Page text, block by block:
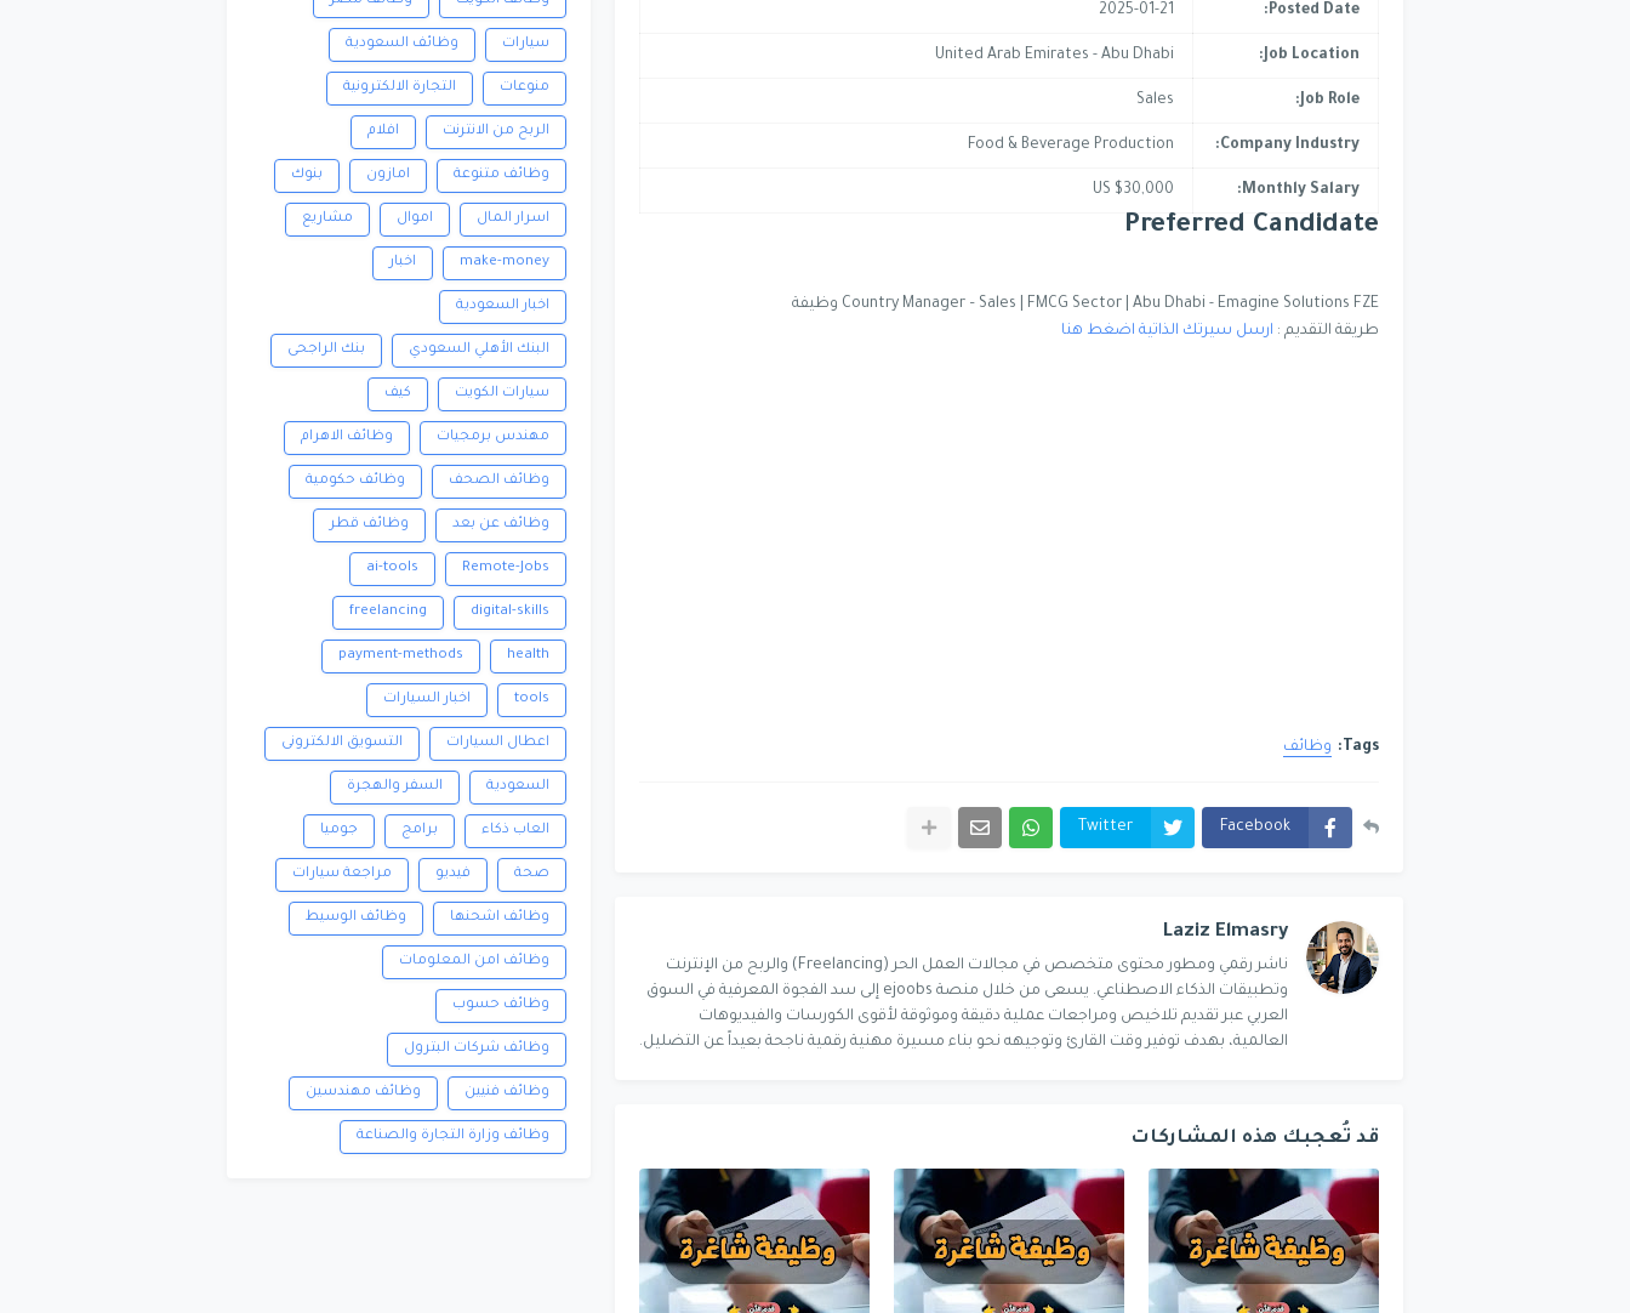
Posted Date:
2025-01-21
Job Location:
United Arab Emirates - Abu Dhabi
Job Role:
Sales
Company Industry:
Food & Beverage Production
Monthly Salary:
US $30,000
Preferred Candidate
Country Manager – Sales | FMCG Sector | Abu Dhabi - Emagine Solutions FZE وظيفة
طريقة التقديم : ارسل سيرتك الذاتية اضغط هنا
Tags: وظائف
Facebook
Twitter
Laziz Elmasry
ناشر رقمي ومطور محتوى متخصص في مجالات العمل الحر (Freelancing) والربح من الإنترنت
وتطبيقات الذكاء الاصطناعي. يسعى من خلال منصة ejoobs إلى سد الفجوة المعرفية في السوق
العربي عبر تقديم تلاخيص ومراجعات عملية دقيقة وموثوقة لأقوى الكورسات والفيديوهات
العالمية، بهدف توفير وقت القارئ وتوجيهه نحو بناء مسيرة مهنية رقمية ناجحة بعيداً عن التضليل.
قد تُعجبك هذه المشاركات
سيارات وظائف السعودية
منوعات التجارة الالكترونية
الربح من الانترنت افلام
وظائف متنوعة امازون بنوك
اسرار المال اموال مشاريع
make-money اخبار
اخبار السعودية
البنك الأهلي السعودي بنك الراجحى
سيارات الكويت كيف
مهندس برمجيات وظائف الاهرام
وظائف الصحف وظائف حكومية
وظائف عن بعد وظائف قطر
Remote-Jobs
ai-tools
digital-skills
freelancing
health
payment-methods
tools اخبار السيارات
اعطال السيارات التسويق الالكترونى
السعودية السفر والهجرة
العاب ذكاء برامج جوميا
صحة فيديو مراجعة سيارات
وظائف اشحنها وظائف الوسيط
وظائف امن المعلومات
وظائف حسوب
وظائف شركات البترول
وظائف فنيين وظائف مهندسين
وظائف وزارة التجارة والصناعة